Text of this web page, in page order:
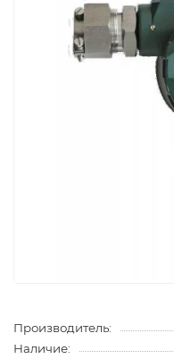
Производитель:
Наличие: